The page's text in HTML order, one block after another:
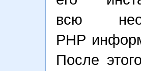
всю
PHP
После